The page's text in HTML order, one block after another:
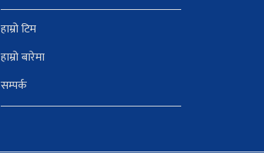
हाम्रो टिम
हाम्रो बारेमा
सम्पर्क